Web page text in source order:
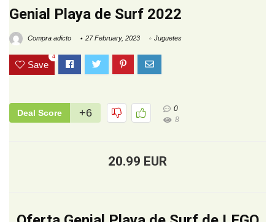
Genial Playa de Surf 2022
Compra adicto 27 February, 2023 Juguetes
Save
4
Deal Score +6
0
8
20.99 EUR